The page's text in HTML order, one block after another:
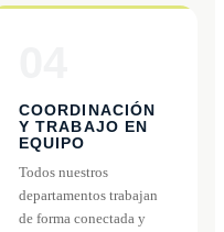
COORDINACIÓN
Y TRABAJO EN
EQUIPO
Todos nuestros
departamentos trabajan
de forma conectada y